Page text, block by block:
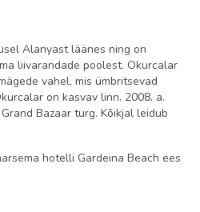
ja õlu igapäevaselt
tv)
Alanyast läänes ning on
liivarandade poolest. Okurcalar
vahel, mis ümbritsevad
on kasvav linn. 2008. a.
Bazaar turg. Kõikjal leidub
hotelli Gardeina Beach ees